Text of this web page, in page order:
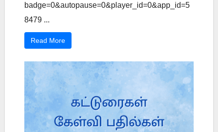
badge=0&autopause=0&player_id=0&app_id=5
8479 ...
Read More